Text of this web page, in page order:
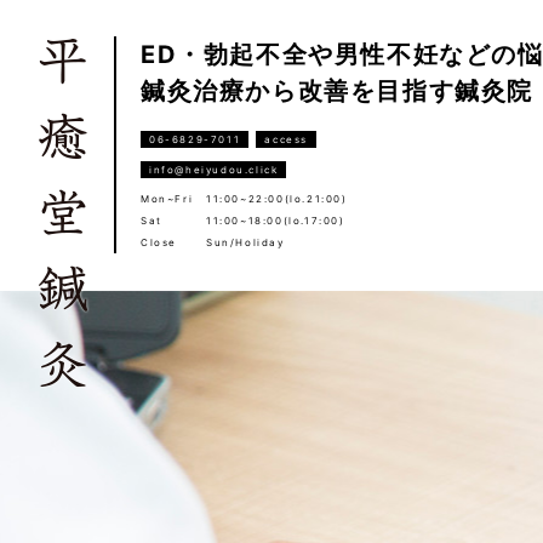
ED・勃起不全や男性不妊などの
鍼灸治療から改善を目指す鍼灸院
06-6829-7011 access
info@heiyudou.click
Mon~Fri
11:00~22:00(lo.21:00)
Sat
11:00~18:00(lo.17:00)
Close
Sun/Holiday